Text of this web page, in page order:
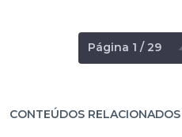
Página 1 / 29
CONTEÚDOS RELACIONADOS